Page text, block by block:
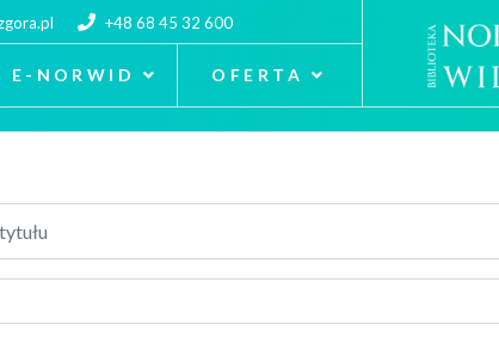
+48 68 45 32 600
E-NORWID OFERTA